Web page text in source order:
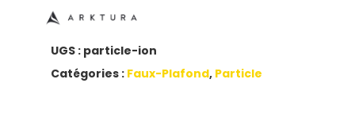
UGS : particle-ion
Catégories : Faux-Plafond, Particle